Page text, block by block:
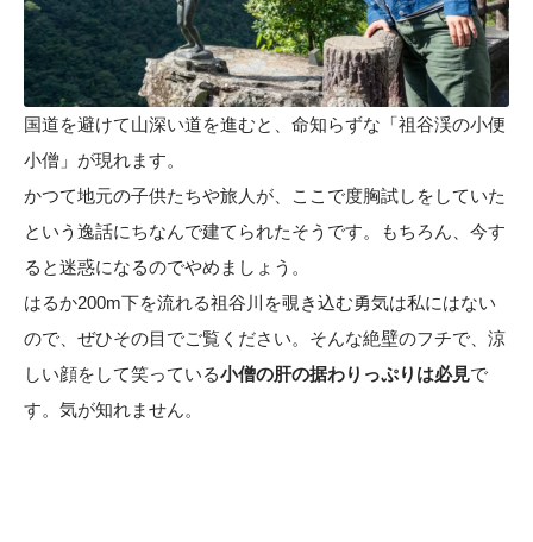
国道を避けて山深い道を進むと、命知らずな「祖谷渓の小便
小僧」が現れます。
かつて地元の子供たちや旅人が、ここで度胸試しをしていた
という逸話にちなんで建てられたそうです。もちろん、今す
ると迷惑になるのでやめましょう。
はるか200m下を流れる祖谷川を覗き込む勇気は私にはない
ので、ぜひその目でご覧ください。そんな絶壁のフチで、涼
しい顔をして笑っている小僧の肝の据わりっぷりは必見で
す。気が知れません。